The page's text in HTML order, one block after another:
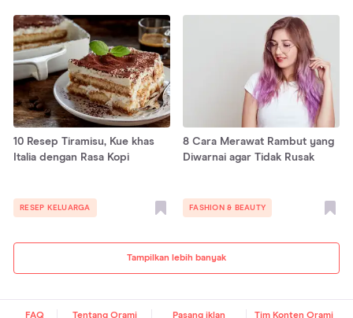
Tampilkan lebih banyak
10 Resep Tiramisu, Kue khas
Italia dengan Rasa Kopi
RESEP KELUARGA
8 Cara Merawat Rambut yang
Diwarnai agar Tidak Rusak
FASHION & BEAUTY
FAQ Tentang Orami Pasang iklan Tim Konten Orami